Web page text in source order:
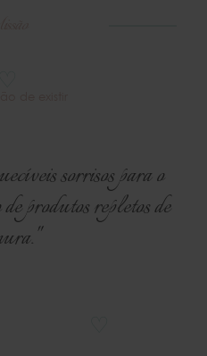
sorrisos para o
produtos repletos de